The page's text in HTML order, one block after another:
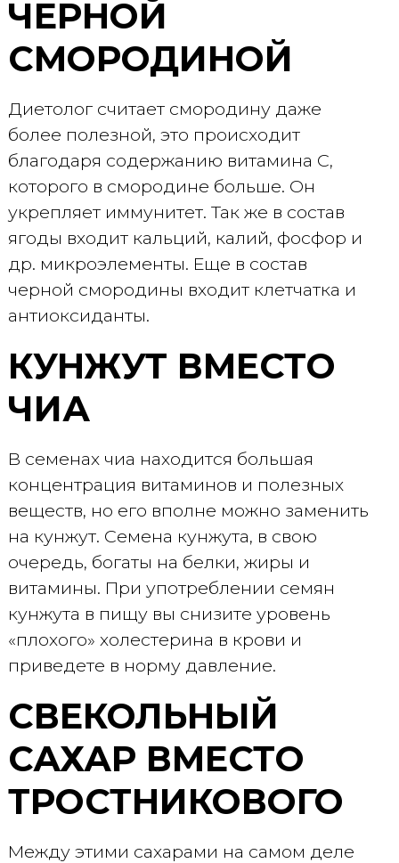
ЧЕРНОЙ
СМОРОДИНОЙ
Диетолог считает смородину даже
более полезной, это происходит
благодаря содержанию витамина С,
которого в смородине больше. Он
укрепляет иммунитет. Так же в состав
ягоды входит кальций, калий, фосфор и
др. микроэлементы. Еще в состав
черной смородины входит клетчатка и
антиоксиданты.
КУНЖУТ ВМЕСТО
ЧИА
В семенах чиа находится большая
концентрация витаминов и полезных
веществ, но его вполне можно заменить
на кунжут. Семена кунжута, в свою
очередь, богаты на белки, жиры и
витамины. При употреблении семян
кунжута в пищу вы снизите уровень
«плохого» холестерина в крови и
приведете в норму давление.
СВЕКОЛЬНЫЙ
САХАР ВМЕСТО
ТРОСТНИКОВОГО
Между этими сахарами на самом деле